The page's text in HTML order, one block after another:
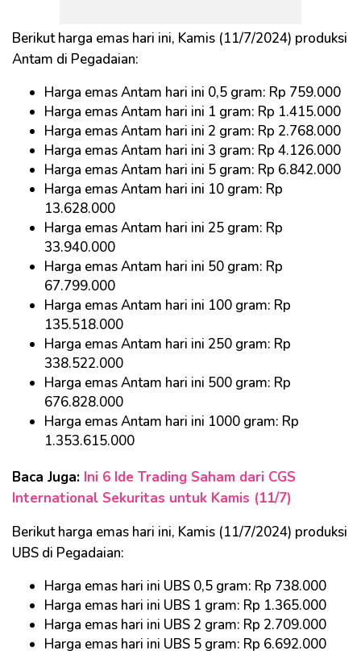
Berikut harga emas hari ini, Kamis (11/7/2024) produksi
Antam di Pegadaian:
Harga emas Antam hari ini 0,5 gram: Rp 759.000
Harga emas Antam hari ini 1 gram: Rp 1.415.000
Harga emas Antam hari ini 2 gram: Rp 2.768.000
Harga emas Antam hari ini 3 gram: Rp 4.126.000
Harga emas Antam hari ini 5 gram: Rp 6.842.000
Harga emas Antam hari ini 10 gram: Rp
13.628.000
Harga emas Antam hari ini 25 gram: Rp
33.940.000
Harga emas Antam hari ini 50 gram: Rp
67.799.000
Harga emas Antam hari ini 100 gram: Rp
135.518.000
Harga emas Antam hari ini 250 gram: Rp
338.522.000
Harga emas Antam hari ini 500 gram: Rp
676.828.000
Harga emas Antam hari ini 1000 gram: Rp
1.353.615.000
Baca Juga: Ini 6 Ide Trading Saham dari CGS
International Sekuritas untuk Kamis (11/7)
Berikut harga emas hari ini, Kamis (11/7/2024) produksi
UBS di Pegadaian:
Harga emas hari ini UBS 0,5 gram: Rp 738.000
Harga emas hari ini UBS 1 gram: Rp 1.365.000
Harga emas hari ini UBS 2 gram: Rp 2.709.000
Harga emas hari ini UBS 5 gram: Rp 6.692.000